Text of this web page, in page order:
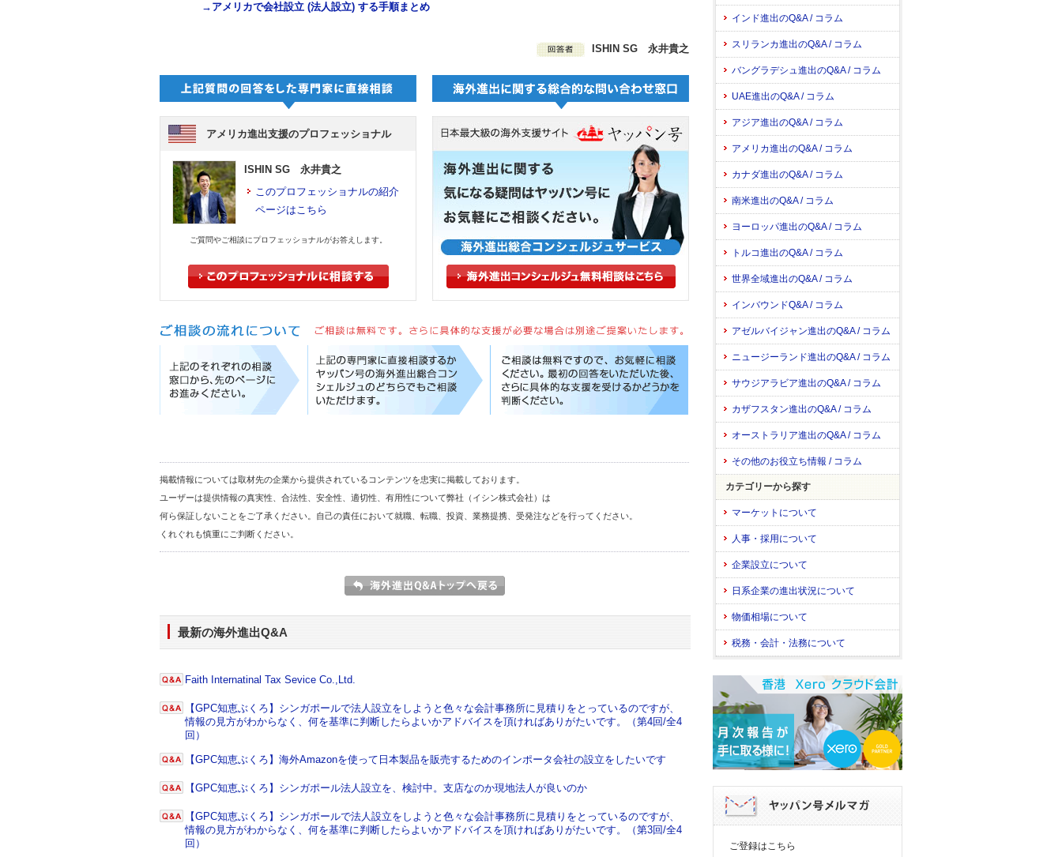
→ アメリカで会社設立 (法人設立) する手順まとめ
ISHIN SG 永井貴之
アメリカ進出支援のプロフェッショナル
ISHIN SG 永井貴之
このプロフェッショナルの紹介
ページはこちら
ご質問やご相談にプロフェッショナルがお答えします。
掲載情報については取材先の企業から提供されているコンテンツを忠実に掲載しております。
ユーザーは提供情報の真実性、合法性、安全性、適切性、有用性について弊社（イシン株式会社）は
何ら保証しないことをご了承ください。自己の責任において就職、転職、投資、業務提携、受発注などを行ってください。
くれぐれも慎重にご判断ください。
最新の海外進出Q&A
Faith Internatinal Tax Sevice Co.,Ltd.
【GPC知恵ぶくろ】シンガポールで法人設立をしようと色々な会計事務所に見積りをとっているのですが、
情報の見方がわからなく、何を基準に判断したらよいかアドバイスを頂ければありがたいです。（第4回/全4
回）
【GPC知恵ぶくろ】海外Amazonを使って日本製品を販売するためのインポータ会社の設立をしたいです
【GPC知恵ぶくろ】シンガポール法人設立を、検討中。支店なのか現地法人が良いのか
【GPC知恵ぶくろ】シンガポールで法人設立をしようと色々な会計事務所に見積りをとっているのですが、
情報の見方がわからなく、何を基準に判断したらよいかアドバイスを頂ければありがたいです。（第3回/全4
回）
インド進出のQ&A / コラム
スリランカ進出のQ&A / コラム
バングラデシュ進出のQ&A / コラム
UAE進出のQ&A / コラム
アジア進出のQ&A / コラム
アメリカ進出のQ&A / コラム
カナダ進出のQ&A / コラム
南米進出のQ&A / コラム
ヨーロッパ進出のQ&A / コラム
トルコ進出のQ&A / コラム
世界全域進出のQ&A / コラム
インバウンドQ&A / コラム
アゼルバイジャン進出のQ&A / コラム
ニュージーランド進出のQ&A / コラム
サウジアラビア進出のQ&A / コラム
カザフスタン進出のQ&A / コラム
オーストラリア進出のQ&A / コラム
その他のお役立ち情報 / コラム
カテゴリーから探す
マーケットについて
人事・採用について
企業設立について
日系企業の進出状況について
物価相場について
税務・会計・法務について
ご登録はこちら